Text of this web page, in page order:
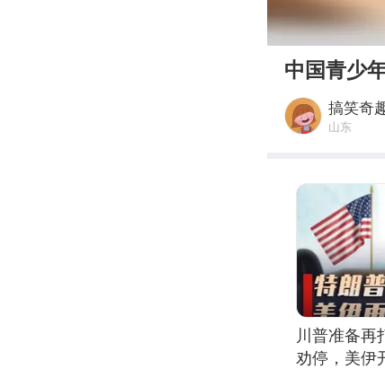
00:00
中国青少
搞笑奇
山东
川普准备再
劝停，美伊